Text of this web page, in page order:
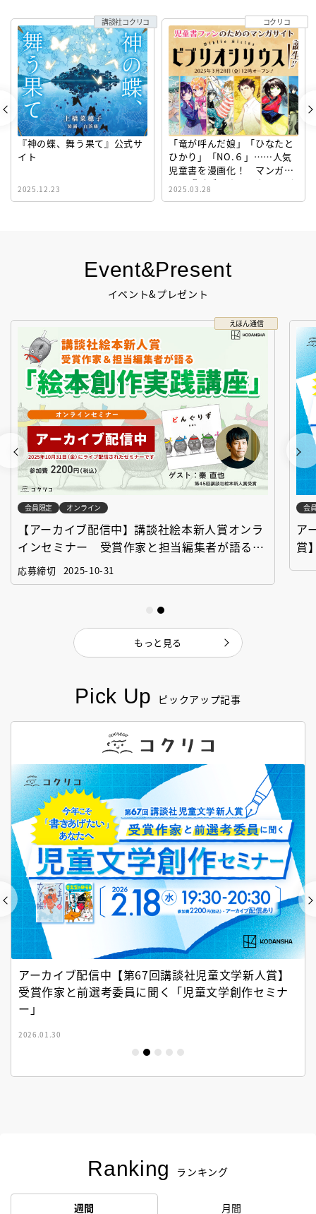
Pick Up ピックアップ記事
アーカイブ配信中【第67回講談社児童文学新人賞】
受賞作家と前選考委員に聞く「児童文学創作セミナ
ー」
2026.01.30
Ranking ランキング
週間 月間
Event&Present
イベント&プレゼント
えほん通信
会員限定 オンライン
【アーカイブ配信中】講談社絵本新人賞オンラ
インセミナー 受賞作家と担当編集者が語る
「絵本創作実践講座」
応募締切 2025-10-31
会
ア
賞
もっと見る
『神の蝶、舞う果て』公式サ
イト
2025.12.23
講談社コクリコ
「竜が呼んだ娘」「ひなたと
ひかり」「NO.６」……人気
児童書を漫画化！ マンガサ
イト『ビブリオシリウス』誕
生！
2025.03.28
コクリコ